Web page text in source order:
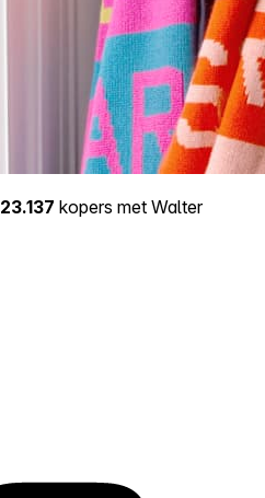
23.137 kopers met Walter